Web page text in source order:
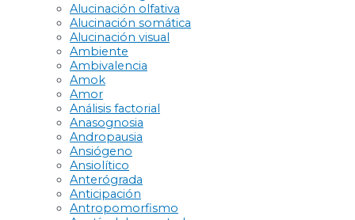
Alucinación olfativa
Alucinación somática
Alucinación visual
Ambiente
Ambivalencia
Amok
Amor
Análisis factorial
Anasognosia
Andropausia
Ansiógeno
Ansiolítico
Anterógrada
Anticipación
Antropomorfismo